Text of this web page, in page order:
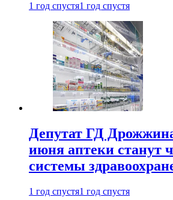
1 год спустя1 год спустя
Депутат ГД
июня аптеки станут
системы
1 год спустя1 год спустя